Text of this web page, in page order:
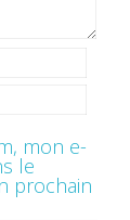
mon e-
le
prochain